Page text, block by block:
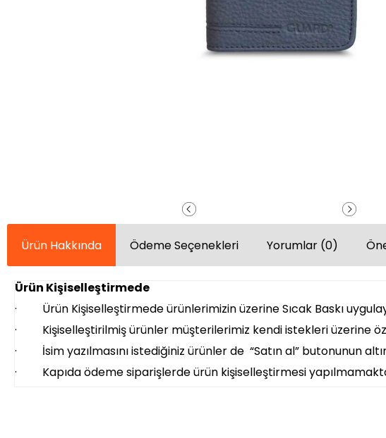
Ürün Hakkında Ödeme Seçenekleri Yorumlar (0)
Ürün Kişiselleştirmede
· Ürün Kişiselleştirmede ürünlerimizin üzerine Sıcak Baskı
· Kişiselleştirilmiş ürünler müşterilerimiz kendi istekleri üzerine
· İsim yazılmasını istediğiniz ürünler de “Satın al” butonunun
· Kapıda ödeme siparişlerde ürün kişiselleştirmesi